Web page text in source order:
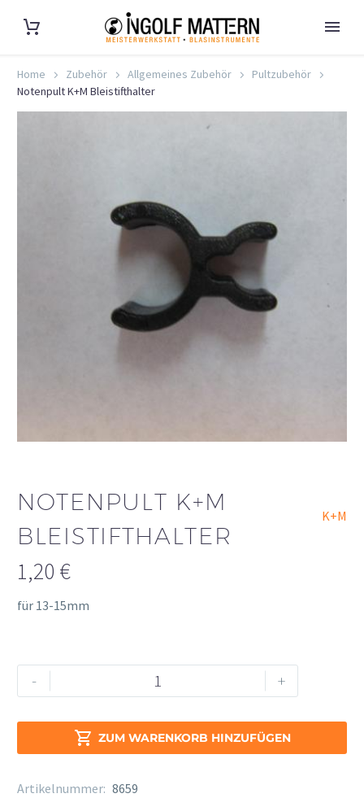
Home Zubehör Allgemeines Zubehör
Pultzubehör
Notenpult K+M Bleistifthalter
NOTENPULT K+M
BLEISTIFTHALTER
K+M
1,20 €
für 13-15mm
-
Notenpult
K+M
+
 ZUM WARENKORB HINZUFÜGEN
Alternative:
Artikelnummer: 8659